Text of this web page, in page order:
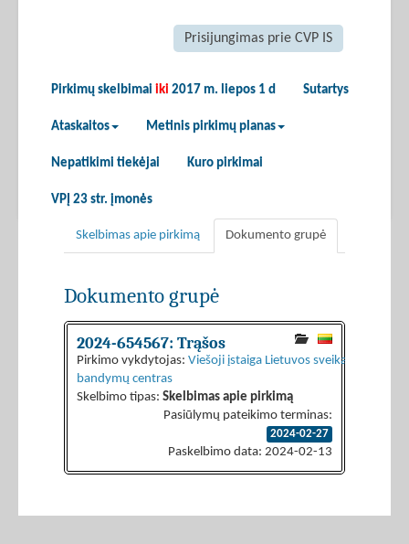
Prisijungimas prie CVP IS
Pirkimų skelbimai iki 2017 m. liepos 1 d Sutartys
Ataskaitos Metinis pirkimų planas
Nepatikimi tiekėjai Kuro pirkimai
VPĮ 23 str. įmonės
Skelbimas apie pirkimą Dokumento grupė
Dokumento grupė
2024-654567: Trąšos
Pirkimo vykdytojas: Viešoji įstaiga Lietuvos sveikatos
bandymų centras
Skelbimo tipas: Skelbimas apie pirkimą
Pasiūlymų pateikimo terminas:
2024-02-27
Paskelbimo data: 2024-02-13